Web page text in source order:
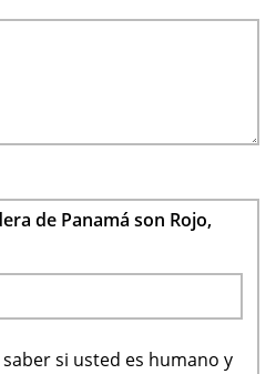
de Panamá son Rojo,
si usted es humano y